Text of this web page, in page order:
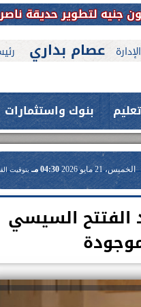
عصام بداري
تعليم بنوك واستثمارات
الخميس، 21 مايو 2026 04:30 مـ بتوقيت
الفتتح السيسي
الحر بمنفلوط بالتعاون مع هيئة